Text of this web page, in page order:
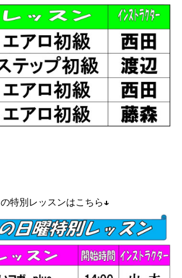
の特別レッスンはこちら↓